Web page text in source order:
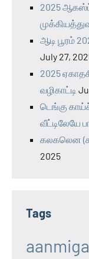
2025
ஆடி பூரம்
July 27,
2025
வழிகாட்டி
டெங்கு
வீட்டிலேயே
கலகலென
2025
Tags